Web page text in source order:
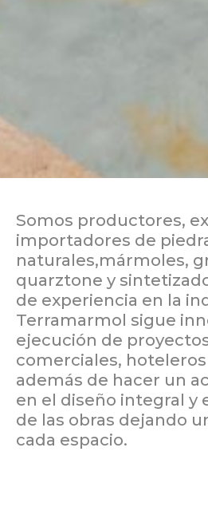
Somos productores,
importadores de
naturales,mármoles,
quarztone y
de experiencia en la
Terramarmol sigue
ejecución de
comerciales,
además de hacer un
en el diseño integral y
de las obras dejando
cada espacio.